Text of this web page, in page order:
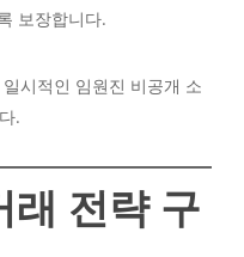
보장합니다.
시적인 임원진 비공개 소
.
래 전략 구